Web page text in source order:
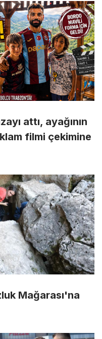
attı, ayağının
filmi çekimine
Mağarası'na